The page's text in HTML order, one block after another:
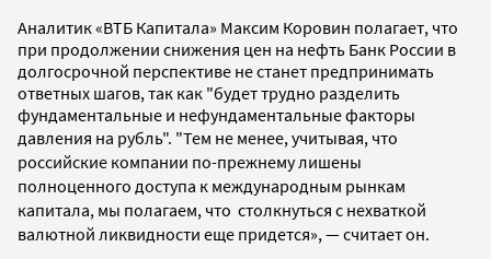
Аналитик «ВТБ Капитала» Максим Коровин полагает, что
при продолжении снижения цен на нефть Банк России в
долгосрочной перспективе не станет предпринимать
ответных шагов, так как "будет трудно разделить
фундаментальные и нефундаментальные факторы
давления на рубль". "Тем не менее, учитывая, что
российские компании по-прежнему лишены
полноценного доступа к международным рынкам
капитала, мы полагаем, что столкнуться с нехваткой
валютной ликвидности еще придется», — считает он.